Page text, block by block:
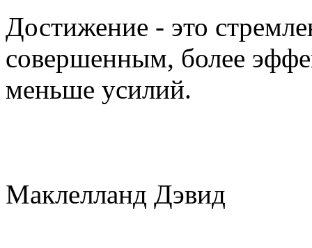
Достижение - это
совершенным, более
меньше усилий.
Маклелланд Дэвид